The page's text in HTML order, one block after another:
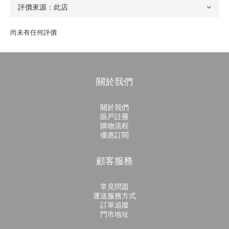
尚未有任何評價
關於我們
關於我們
賬戶註冊
購物流程
優惠訂閱
顧客服務
常見問題
運送服務方式
訂單追蹤
門市地址